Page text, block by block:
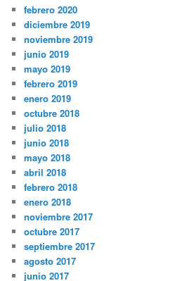
febrero 2020
diciembre 2019
noviembre 2019
junio 2019
mayo 2019
febrero 2019
enero 2019
octubre 2018
julio 2018
junio 2018
mayo 2018
abril 2018
febrero 2018
enero 2018
noviembre 2017
octubre 2017
septiembre 2017
agosto 2017
junio 2017